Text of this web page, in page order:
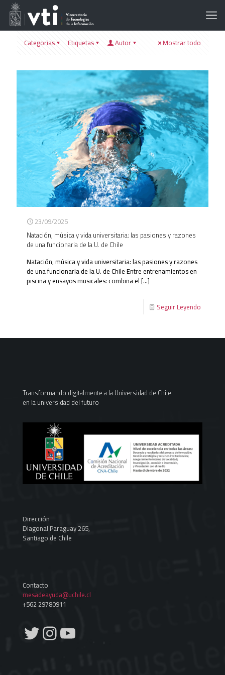
Categorias Etiquetas Autor Mostrar todo
23/09/2025
Natación, música y vida universitaria: las pasiones y razones
de una funcionaria de la U. de Chile
Natación, música y vida universitaria: las pasiones y razones
de una funcionaria de la U. de Chile Entre entrenamientos en
piscina y ensayos musicales: combina el[…]
Seguir Leyendo
Transformando digitalmente a la Universidad de Chile
en la universidad del futuro
Dirección
Diagonal Paraguay 265,
Santiago de Chile
Contacto
mesadeayuda@uchile.cl
+562 29780911
Twitter
Instagram
YouTube